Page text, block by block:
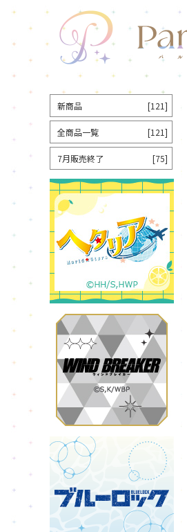
新商品 [121]
全商品一覧 [121]
7月販売終了 [75]